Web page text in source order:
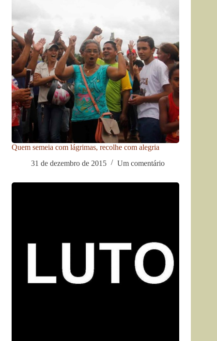
Quem semeia com lágrimas, recolhe com alegria
31 de dezembro de 2015
Um comentário